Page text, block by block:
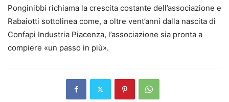
Ponginibbi richiama la crescita costante dell’associazione e
Rabaiotti sottolinea come, a oltre vent’anni dalla nascita di
Confapi Industria Piacenza, l’associazione sia pronta a
compiere «un passo in più».